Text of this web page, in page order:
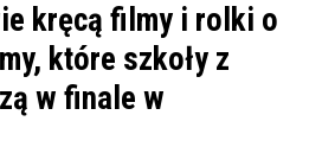
kręcą filmy i rolki o
które szkoły z
w finale w